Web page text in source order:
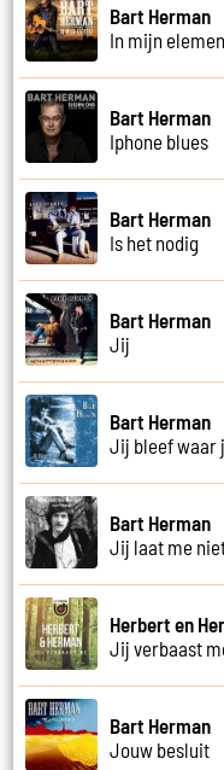
Bart Herman
In mijn
Bart Herman
Iphone blues
Bart Herman
Is het nodig
Bart Herman
Jij
Bart Herman
Jij bleef waar
Bart Herman
Jij laat me
Herbert en
Jij verbaast
Bart Herman
Jouw besluit